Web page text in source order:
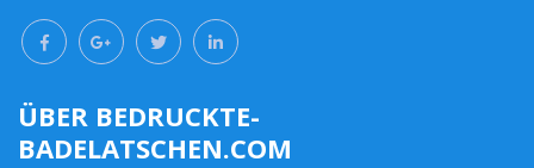
ÜBER BEDRUCKTE-
BADELATSCHEN.COM